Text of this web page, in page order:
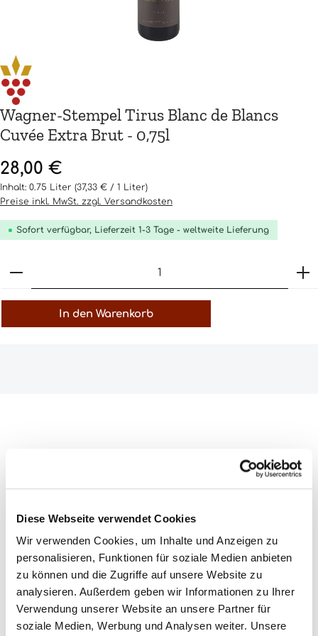
Diese Webseite verwendet Cookies
Wir verwenden Cookies, um Inhalte und Anzeigen zu
personalisieren, Funktionen für soziale Medien anbieten
zu können und die Zugriffe auf unsere Website zu
analysieren. Außerdem geben wir Informationen zu Ihrer
Verwendung unserer Website an unsere Partner für
soziale Medien, Werbung und Analysen weiter. Unsere
Wagner-Stempel Tirus Blanc de Blancs
Cuvée Extra Brut - 0,75l
Regulärer Preis:
28,00 €
Inhalt: 0.75 Liter (37,33 € / 1 Liter)
Preise inkl. MwSt. zzgl. Versandkosten
Sofort verfügbar, Lieferzeit 1-3 Tage - weltweite Lieferung
Produkt Anzahl: Gib den gewünschten Wert
In den Warenkorb
Land: Deutschland
Region: Rheinhessen
Verpackungsgröße: 1